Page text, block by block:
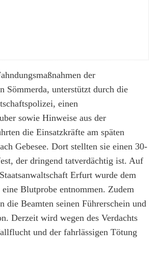
der
Sömmerda, unterstützt durch die
einen
sowie Hinweise aus der
die Einsatzkräfte am späten
Gebesee. Dort stellten sie einen 30-
der dringend tatverdächtig ist. Auf
Erfurt wurde dem
eine Blutprobe entnommen. Zudem
die Beamten seinen Führerschein und
Derzeit wird wegen des Verdachts
und der fahrlässigen Tötung